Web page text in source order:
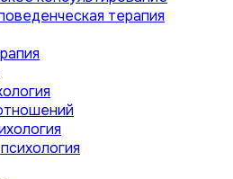
терапия